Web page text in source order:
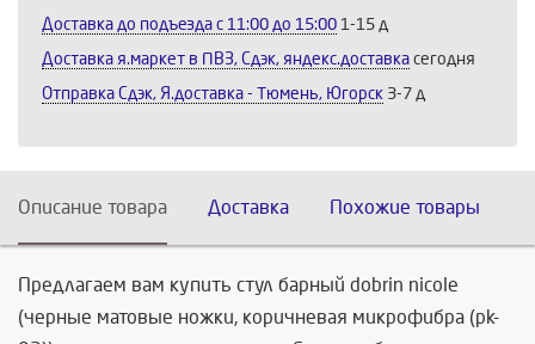
Доставка до подъезда c 11:00 до 15:00 1-15 д
Доставка я.маркет в ПВЗ, Сдэк, яндекс.доставка сегодня
Отправка Сдэк, Я.доставка - Тюмень, Югорск 3-7 д
Описание товара Доставка Похожие товары
Предлагаем вам купить стул барный dobrin nicole
(черные матовые ножки, коричневая микрофибра (pk-